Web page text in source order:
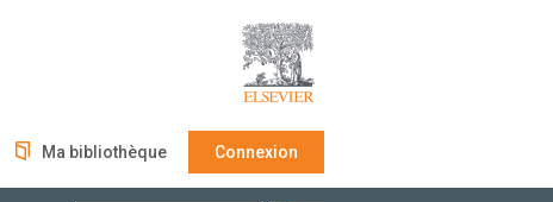
Ma bibliothèque Connexion